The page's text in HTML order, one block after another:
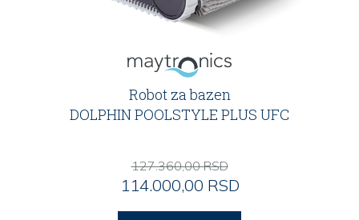
Robot za bazen
DOLPHIN POOLSTYLE PLUS UFC
127.360,00 RSD
114.000,00 RSD